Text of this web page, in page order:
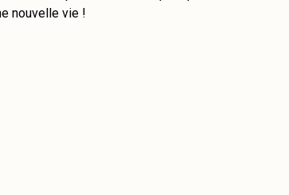
nouvelle vie !